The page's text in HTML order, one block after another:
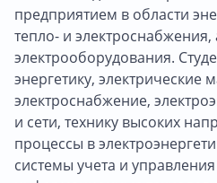
предприятием в области
тепло- и электроснабжения,
электрооборудования.
энергетику, электрические
электроснабжение,
и сети, технику высоких
процессы в
системы учета и